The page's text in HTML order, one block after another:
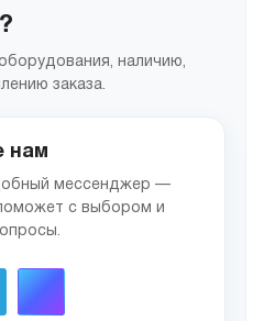
наличию,
заказа.
нам
мессенджер —
с выбором и